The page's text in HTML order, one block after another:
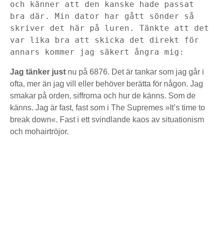
och känner att den kanske hade passat
bra där. Min dator har gått sönder så
skriver det här på luren. Tänkte att det
var lika bra att skicka det direkt för
annars kommer jag säkert ångra mig:
Jag tänker just nu på 6876. Det är tankar som jag går i
ofta, mer än jag vill eller behöver berätta för någon. Jag
smakar på orden, siffrorna och hur de känns. Som de
känns. Jag är fast, fast som i The Supremes »It’s time to
break down«. Fast i ett svindlande kaos av situationism
och mohairtröjor.